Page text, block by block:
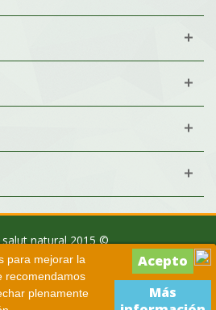
para mejorar la
recomendamos
plenamente
Más
salut natural 2015 ©